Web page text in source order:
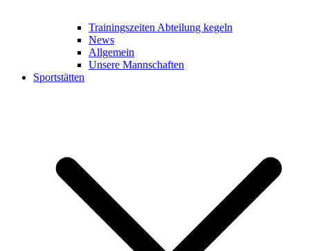
Trainingszeiten Abteilung kegeln
News
Allgemein
Unsere Mannschaften
Sportstätten